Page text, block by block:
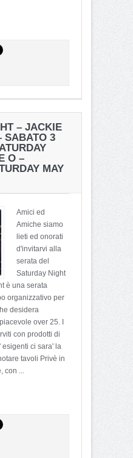
– JACKIE
SABATO 3
O –
MAY
Amici ed
Amiche siamo
lieti ed onorati
d'invitarvi alla
serata del
Saturday Night
è una serata
organizzativo per
desidera
over 25. I
con prodotti di
ci sara' la
tavoli Privè in
con ...